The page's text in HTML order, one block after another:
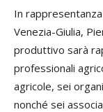
In
Venezia-Giulia,
produttivo sarà
professionali
agricole, sei
nonché sei